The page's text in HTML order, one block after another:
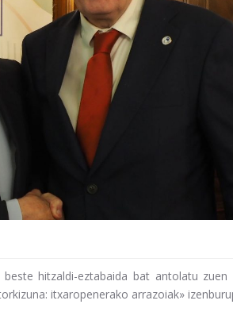
hitzaldi-eztabaida bat antolatu zuen
itxaropenerako arrazoiak»